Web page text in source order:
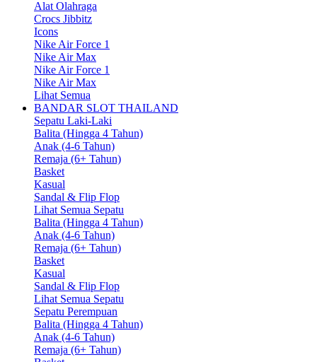
Alat Olahraga
Crocs Jibbitz
Icons
Nike Air Force 1
Nike Air Max
Nike Air Force 1
Nike Air Max
Lihat Semua
BANDAR SLOT THAILAND
Sepatu Laki-Laki
Balita (Hingga 4 Tahun)
Anak (4-6 Tahun)
Remaja (6+ Tahun)
Basket
Kasual
Sandal & Flip Flop
Lihat Semua Sepatu
Balita (Hingga 4 Tahun)
Anak (4-6 Tahun)
Remaja (6+ Tahun)
Basket
Kasual
Sandal & Flip Flop
Lihat Semua Sepatu
Sepatu Perempuan
Balita (Hingga 4 Tahun)
Anak (4-6 Tahun)
Remaja (6+ Tahun)